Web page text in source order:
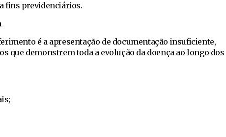
fins previdenciários.
é a apresentação de documentação insuficiente,
que demonstrem toda a evolução da doença ao longo dos